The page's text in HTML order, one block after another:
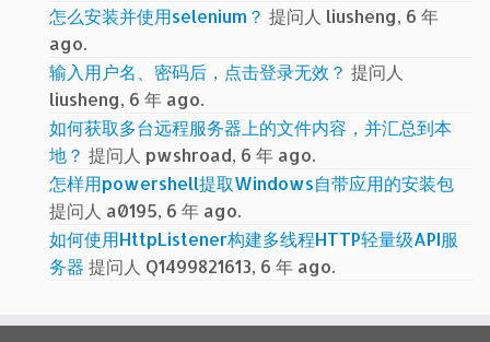
怎么安装并使用selenium？ 提问人 liusheng, 6 年
ago.
输入用户名、密码后，点击登录无效？ 提问人
liusheng, 6 年 ago.
如何获取多台远程服务器上的文件内容，并汇总到本
地？ 提问人 pwshroad, 6 年 ago.
怎样用powershell提取Windows自带应用的安装包
提问人 a0195, 6 年 ago.
如何使用HttpListener构建多线程HTTP轻量级API服
务器 提问人 Q1499821613, 6 年 ago.